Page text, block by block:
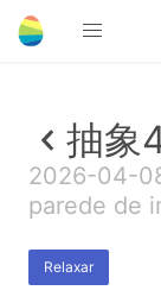
抽象
2026-04-
parede de
Relaxar